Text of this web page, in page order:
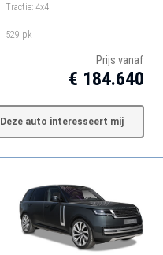
Tractie: 4x4
529 pk
Prijs vanaf
€ 184.640
Deze auto interesseert mij